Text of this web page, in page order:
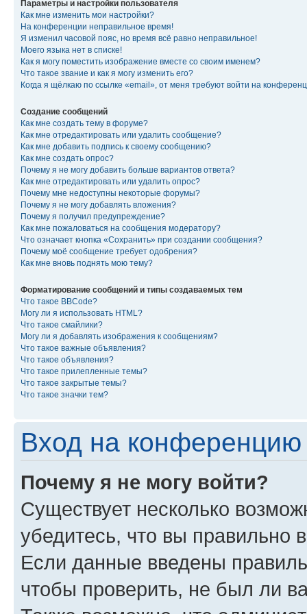
Параметры и настройки пользователя
Как мне изменить мои настройки?
На конференции неправильное время!
Я изменил часовой пояс, но время всё равно неправильное!
Моего языка нет в списке!
Как я могу поместить изображение вместе со своим именем?
Что такое звание и как я могу изменить его?
Когда я щёлкаю по ссылке «email», от меня требуют войти на
Создание сообщений
Как мне создать тему в форуме?
Как мне отредактировать или удалить сообщение?
Как мне добавить подпись к своему сообщению?
Как мне создать опрос?
Почему я не могу добавить больше вариантов ответа?
Как мне отредактировать или удалить опрос?
Почему мне недоступны некоторые форумы?
Почему я не могу добавлять вложения?
Почему я получил предупреждение?
Как мне пожаловаться на сообщения модератору?
Что означает кнопка «Сохранить» при создании сообщения?
Почему моё сообщение требует одобрения?
Как мне вновь поднять мою тему?
Форматирование сообщений и типы создаваемых тем
Что такое BBCode?
Могу ли я использовать HTML?
Что такое смайлики?
Могу ли я добавлять изображения к сообщениям?
Что такое важные объявления?
Что такое объявления?
Что такое прилепленные темы?
Что такое закрытые темы?
Что такое значки тем?
Вход на конференцию
Почему я не могу войти?
Существует несколько
убедитесь, что вы правильно
Если данные введены
чтобы проверить, не был ли